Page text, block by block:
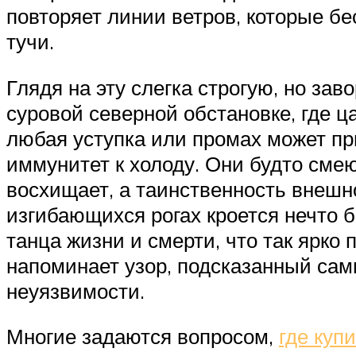
повторяет линии ветров, которые
тучи.
Глядя на эту слегка строгую, но
суровой северной обстановке, где
любая уступка или промах может
иммунитет к холоду. Они будто
восхищает, а таинственность
изгибающихся рогах кроется нечто
танца жизни и смерти, что так
напоминает узор, подсказанный
неуязвимости.
Многие задаются вопросом, где